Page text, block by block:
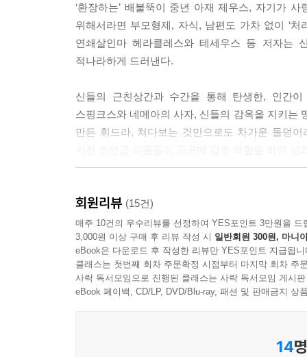
‘환장하는’ 배불뚝이 중년 아재 제우스, 자기가
위해서라면 부모형제, 자식, 남편도 가차 없이 ‘
연쇄살인마 헤라클레스와 테세우스 등 저자는
적나라하게 드러낸다.
신들의 근친상간과 수간을 통해 탄생한, 인간
스핑크스와 네메아의 사자, 신들의 감옥을 지키는
만든 휘드라, 쳐다보는 것만으로도 차가운 돌덩
겉은 가볍게, 속은 알차게! 가성비 최고의 그리스로
성인용 버전의 만화 그리스로마 신화라고 해서
헤시오도스와 아폴로도로스의 원전을 참고해 제
다룬다. 2부는 오비디우스와 제임스 프레이저
오비디우스 등 그리스로마 신화의 뼈대를 만든
회원리뷰 (15건)
매주 10건의 우수리뷰를 선정하여 YES포인트 3만원을 드
3,000원 이상 구매 후 리뷰 작성 시 일반회원 300원, 마니
eBook은 다운로드 후 작성한 리뷰만 YES포인트 지급됩니
클래스는 첫번째 회차 주문확정 시점부터 마지막 회차 주
사락 독서모임으로 진행된 클래스는 사락 독서모임 게시
eBook 페이백, CD/LP, DVD/Blu-ray, 패션 및 판매금지 상
14